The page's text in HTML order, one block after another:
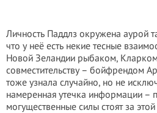
Личность Паддлз окружена аурой
что у неё есть некие тесные
Новой Зеландии рыбаком,
совместительству – бойфрендом
тоже узнала случайно, но не
намеренная утечка информации –
могущественные силы стоят за